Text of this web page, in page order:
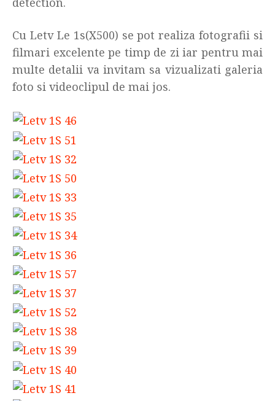
Cu Letv Le 1s(X500) se pot realiza fotografii si
filmari excelente pe timp de zi iar pentru mai
multe detalii va invitam sa vizualizati galeria
foto si videoclipul de mai jos.